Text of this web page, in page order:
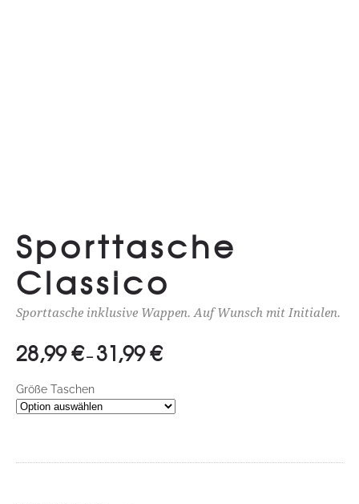
Sporttasche
Classico
Sporttasche inklusive Wappen. Auf Wunsch mit Initialen.
28,99€–31,99€Preisspanne:
bis
31,99 €
Größe Taschen